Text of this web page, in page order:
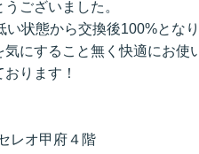
ございました。
状態から交換後100%とな
にすること無く快適にお使
ります！
レオ甲府４階